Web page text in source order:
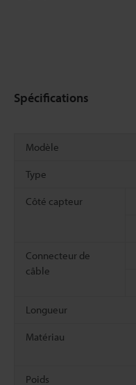
Spécifications
Modèle
Type
Côté capteur
Connecteur de
câble
Longueur
Matériau
Poids